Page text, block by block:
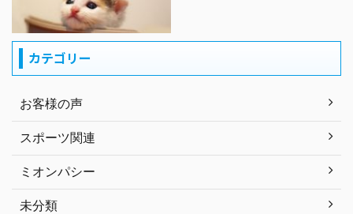
カテゴリー
お客様の声
スポーツ関連
ミオンパシー
未分類